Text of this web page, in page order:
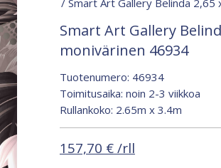
/ Smart Art Gallery Belinda
Smart Art Gallery
monivärinen 46934
Tuotenumero: 46934
Toimitusaika: noin 2-3 viikkoa
Rullankoko: 2.65m x 3.4m
157,70 € /rll